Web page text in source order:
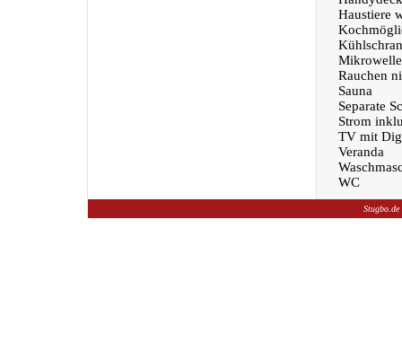
Haustiere
Mikrowelle
Rauchen
Sauna
Separate
Strom
TV mit
Veranda
WC